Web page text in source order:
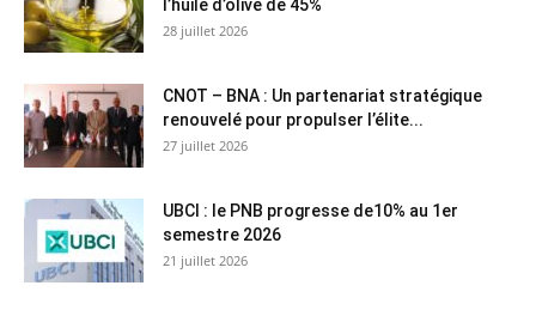
l’huile d’olive de 45%
28 juillet 2026
CNOT – BNA : Un partenariat stratégique
renouvelé pour propulser l’élite...
27 juillet 2026
UBCI : le PNB progresse de10% au 1er
semestre 2026
21 juillet 2026